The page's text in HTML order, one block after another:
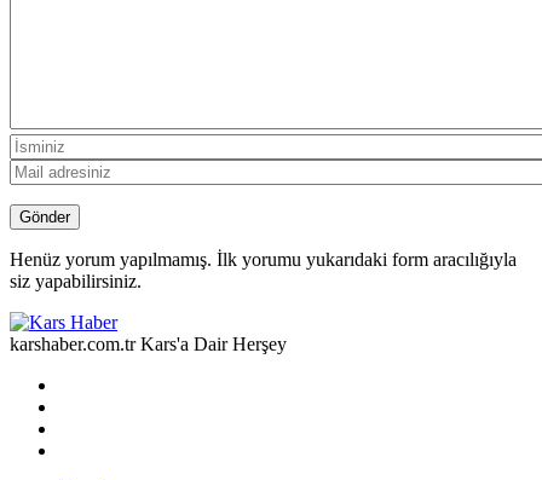
Henüz yorum yapılmamış. İlk yorumu yukarıdaki form aracılığıyla
siz yapabilirsiniz.
karshaber.com.tr Kars'a Dair Herşey